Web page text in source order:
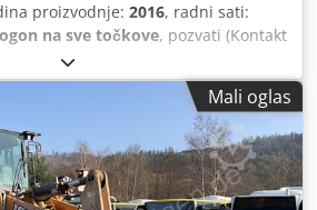
proizvodnje: 2016, radni sati:
na sve točkove, pozvati (Kontakt
Codpfx Anjkq Amfotjha *
pogon na sve točkove * Grejanje /
proizvodnje: 2016 * Šasija:
* Kw: 190 * Sopstvena težina: 19.680
kg * Radnih sati: 11.604 *
Cena na upit * Sve informacije bez
Mali oglas